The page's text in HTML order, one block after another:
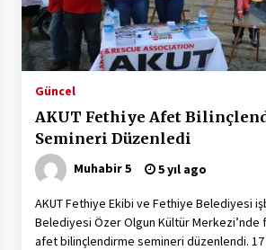
Güncel
AKUT Fethiye Afet
Semineri Düzenledi
Muhabir 5 5 yıl ago
AKUT Fethiye Ekibi ve Fethiye Belediyesi
Belediyesi Özer Olgun Kültür
afet bilinçlendirme semineri düzenlendi.